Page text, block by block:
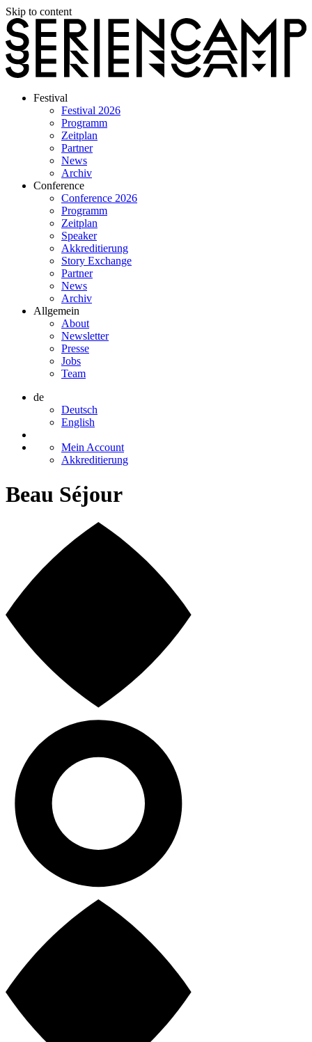
Skip to content
Festival
Festival 2026
Programm
Zeitplan
Partner
News
Archiv
Conference
Conference 2026
Programm
Zeitplan
Speaker
Akkreditierung
Story Exchange
Partner
News
Archiv
Allgemein
About
Newsletter
Presse
Jobs
Team
de
Deutsch
English
Mein Account
Akkreditierung
Beau Séjour